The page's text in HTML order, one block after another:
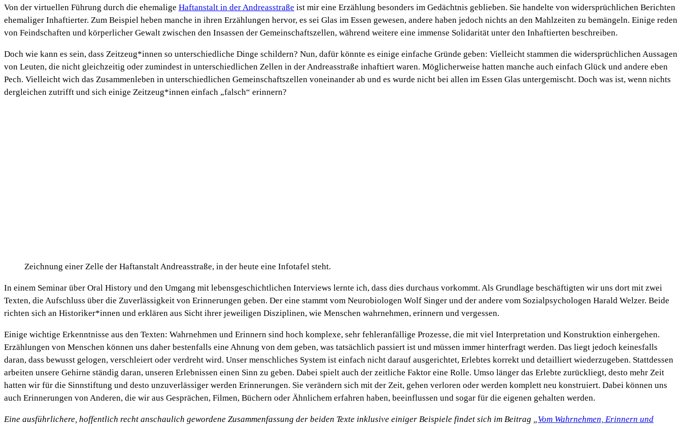
Von der virtuellen Führung durch die ehemalige Haftanstalt in der Andreasstraße ist mir eine Erzählung besonders im Gedächtnis geblieben. Sie handelte von widersprüchlichen Berichten
ehemaliger Inhaftierter. Zum Beispiel heben manche in ihren Erzählungen hervor, es sei Glas im Essen gewesen, andere haben jedoch nichts an den Mahlzeiten zu bemängeln. Einige reden
von Feindschaften und körperlicher Gewalt zwischen den Insassen der Gemeinschaftszellen, während weitere eine immense Solidarität unter den Inhaftierten beschreiben.
Doch wie kann es sein, dass Zeitzeug*innen so unterschiedliche Dinge schildern? Nun, dafür könnte es einige einfache Gründe geben: Vielleicht stammen die widersprüchlichen Aussagen
von Leuten, die nicht gleichzeitig oder zumindest in unterschiedlichen Zellen in der Andreasstraße inhaftiert waren. Möglicherweise hatten manche auch einfach Glück und andere eben
Pech. Vielleicht wich das Zusammenleben in unterschiedlichen Gemeinschaftszellen voneinander ab und es wurde nicht bei allen im Essen Glas untergemischt. Doch was ist, wenn nichts
dergleichen zutrifft und sich einige Zeitzeug*innen einfach „falsch“ erinnern?
Zeichnung einer Zelle der Haftanstalt Andreasstraße, in der heute eine Infotafel steht.
In einem Seminar über Oral History und den Umgang mit lebensgeschichtlichen Interviews lernte ich, dass dies durchaus vorkommt. Als Grundlage beschäftigten wir uns dort mit zwei
Texten, die Aufschluss über die Zuverlässigkeit von Erinnerungen geben. Der eine stammt vom Neurobiologen Wolf Singer und der andere vom Sozialpsychologen Harald Welzer. Beide
richten sich an Historiker*innen und erklären aus Sicht ihrer jeweiligen Disziplinen, wie Menschen wahrnehmen, erinnern und vergessen.
Einige wichtige Erkenntnisse aus den Texten: Wahrnehmen und Erinnern sind hoch komplexe, sehr fehleranfällige Prozesse, die mit viel Interpretation und Konstruktion einhergehen.
Erzählungen von Menschen können uns daher bestenfalls eine Ahnung von dem geben, was tatsächlich passiert ist und müssen immer hinterfragt werden. Das liegt jedoch keinesfalls
daran, dass bewusst gelogen, verschleiert oder verdreht wird. Unser menschliches System ist einfach nicht darauf ausgerichtet, Erlebtes korrekt und detailliert wiederzugeben. Stattdessen
arbeiten unsere Gehirne ständig daran, unseren Erlebnissen einen Sinn zu geben. Dabei spielt auch der zeitliche Faktor eine Rolle. Umso länger das Erlebte zurückliegt, desto mehr Zeit
hatten wir für die Sinnstiftung und desto unzuverlässiger werden Erinnerungen. Sie verändern sich mit der Zeit, gehen verloren oder werden komplett neu konstruiert. Dabei können uns
auch Erinnerungen von Anderen, die wir aus Gesprächen, Filmen, Büchern oder Ähnlichem erfahren haben, beeinflussen und sogar für die eigenen gehalten werden.
Eine ausführlichere, hoffentlich recht anschaulich gewordene Zusammenfassung der beiden Texte inklusive einiger Beispiele findet sich im Beitrag „ Vom Wahrnehmen, Erinnern und